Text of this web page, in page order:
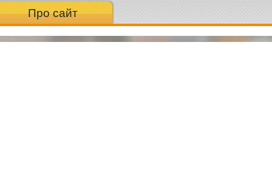
Про сайт